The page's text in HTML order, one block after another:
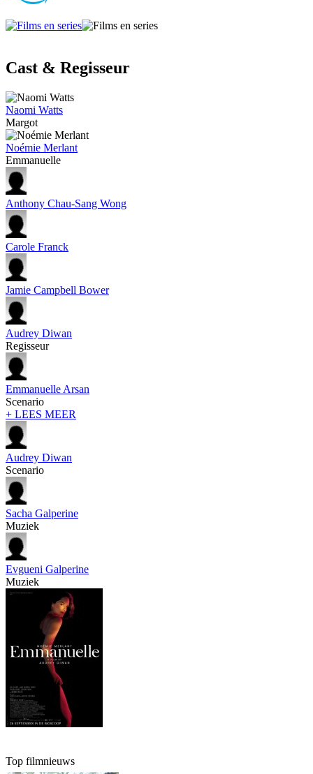
Cast & Regisseur
Naomi Watts
Margot
Noémie Merlant
Emmanuelle
Anthony Chau-Sang Wong
Carole Franck
Jamie Campbell Bower
Audrey Diwan
Regisseur
Emmanuelle Arsan
Scenario
+ LEES MEER
Audrey Diwan
Scenario
Sacha Galperine
Muziek
Evgueni Galperine
Muziek
Top filmnieuws